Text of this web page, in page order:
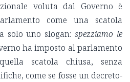
voluta dal Governo è
come una scatola
solo uno slogan:spezziamo le
ha imposto al parlamento
scatola chiusa, senza
come se fosse un decreto-